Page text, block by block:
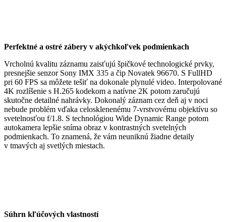
Perfektné a ostré zábery v akýchkoľvek podmienkach
Vrcholnú kvalitu záznamu zaisťujú špičkové technologické prvky,
presnejšie senzor Sony IMX 335 a čip Novatek 96670. S FullHD
pri 60 FPS sa môžete tešiť na dokonale plynulé video. Interpolované
4K rozlíšenie s H.265 kodekom a natívne 2K potom zaručujú
skutočne detailné nahrávky. Dokonalý záznam cez deň aj v noci
nebude problém vďaka celosklenenému 7-vrstvovému objektívu so
svetelnosťou f/1.8. S technológiou Wide Dynamic Range potom
autokamera lepšie sníma obraz v kontrastných svetelných
podmienkach. To znamená, že vám neuniknú žiadne detaily
v tmavých aj svetlých miestach.
Súhrn kľúčových vlastností